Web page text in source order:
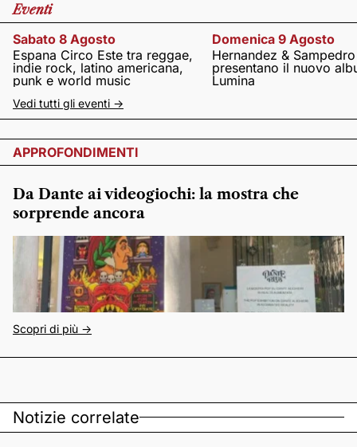
Eventi
Sabato 8 Agosto
Espana Circo Este tra reggae,
indie rock, latino americana,
punk e world music
Domenica 9 Agosto
Hernandez & Sampedro
presentano il nuovo
Lumina
Vedi tutti gli eventi ->
APPROFONDIMENTI
Da Dante ai videogiochi: la mostra che
sorprende ancora
Scopri di più ->
Notizie correlate